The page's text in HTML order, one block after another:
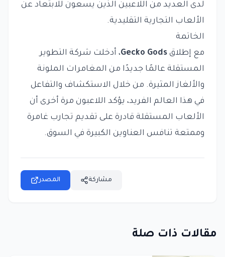
لدى العديد من اللاعبين الذين يسعون للابتعاد عن
الألعاب التجارية التقليدية.
الخاتمة
مع إطلاق Gecko Gods، أدخلت شركة التطوير
المستقلة عالمًا جديدًا من المغامرات الملونة
والألغاز المثيرة. من خلال الاستكشاف والتفاعل
في هذا العالم الفريد، يؤكد اللاعبون مرة أخرى أن
الألعاب المستقلة قادرة على تقديم تجارب غامرة
وممتعة تنافس العناوين الكبيرة في السوق.
المصدر مشاركة
مقالات ذات صلة